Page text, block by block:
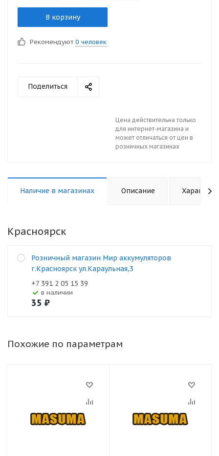
В корзину
Рекомендуют 0 человек
Поделиться
Цена действительна только
для интернет-магазина и
может отличаться от цен в
розничных магазинах
Наличие в магазинах Описание
Красноярск
Розничный магазин Мир аккумуляторов
г.Красноярск ул.Караульная,3
+7 391 2 05 15 39
В наличии
35 ₽
Похожие по параметрам